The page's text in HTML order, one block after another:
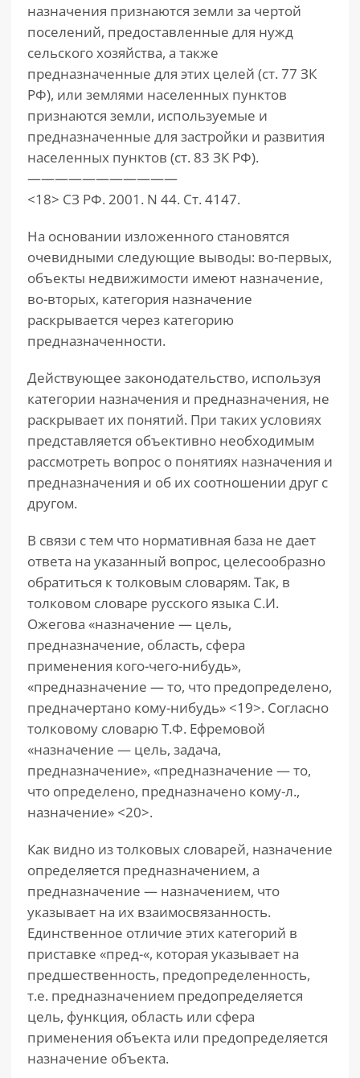
назначения признаются земли за чертой
поселений, предоставленные для нужд
сельского хозяйства, а также
предназначенные для этих целей (ст. 77 ЗК
РФ), или землями населенных пунктов
признаются земли, используемые и
предназначенные для застройки и развития
населенных пунктов (ст. 83 ЗК РФ).
———————————
<18> СЗ РФ. 2001. N 44. Ст. 4147.
На основании изложенного становятся
очевидными следующие выводы: во-первых,
объекты недвижимости имеют назначение,
во-вторых, категория назначение
раскрывается через категорию
предназначенности.
Действующее законодательство, используя
категории назначения и предназначения, не
раскрывает их понятий. При таких условиях
представляется объективно необходимым
рассмотреть вопрос о понятиях назначения и
предназначения и об их соотношении друг с
другом.
В связи с тем что нормативная база не дает
ответа на указанный вопрос, целесообразно
обратиться к толковым словарям. Так, в
толковом словаре русского языка С.И.
Ожегова «назначение — цель,
предназначение, область, сфера
применения кого-чего-нибудь»,
«предназначение — то, что предопределено,
предначертано кому-нибудь» <19>. Согласно
толковому словарю Т.Ф. Ефремовой
«назначение — цель, задача,
предназначение», «предназначение — то,
что определено, предназначено кому-л.,
назначение» <20>.
Как видно из толковых словарей, назначение
определяется предназначением, а
предназначение — назначением, что
указывает на их взаимосвязанность.
Единственное отличие этих категорий в
приставке «пред-«, которая указывает на
предшественность, предопределенность,
т.е. предназначением предопределяется
цель, функция, область или сфера
применения объекта или предопределяется
назначение объекта.